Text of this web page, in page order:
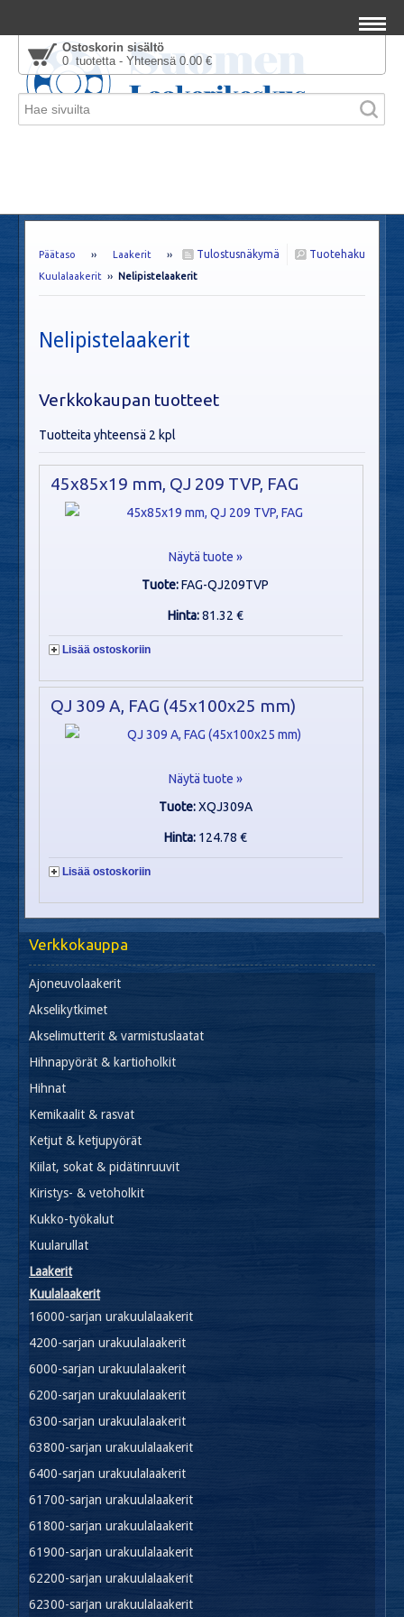
Ostoskorin sisältö
0 tuotetta - Yhteensä 0.00 €
Tuotehaku
Tulostusnäkymä
Päätaso ›› Laakerit ››
Kuulalaakerit ›› Nelipistelaakerit
Nelipistelaakerit
Verkkokaupan tuotteet
Tuotteita yhteensä 2 kpl
45x85x19 mm, QJ 209 TVP, FAG
Näytä tuote »
Tuote:FAG-QJ209TVP
Hinta:81.32 €
Lisää ostoskoriin
QJ 309 A, FAG (45x100x25 mm)
Näytä tuote »
Tuote:XQJ309A
Hinta: 124.78 €
Lisää ostoskoriin
Verkkokauppa
Ajoneuvolaakerit
Akselikytkimet
Akselimutterit & varmistuslaatat
Hihnapyörät & kartioholkit
Hihnat
Kemikaalit & rasvat
Ketjut & ketjupyörät
Kiilat, sokat & pidätinruuvit
Kiristys- & vetoholkit
Kukko-työkalut
Kuularullat
Laakerit
Kuulalaakerit
16000-sarjan urakuulalaakerit
4200-sarjan urakuulalaakerit
6000-sarjan urakuulalaakerit
6200-sarjan urakuulalaakerit
6300-sarjan urakuulalaakerit
63800-sarjan urakuulalaakerit
6400-sarjan urakuulalaakerit
61700-sarjan urakuulalaakerit
61800-sarjan urakuulalaakerit
61900-sarjan urakuulalaakerit
62200-sarjan urakuulalaakerit
62300-sarjan urakuulalaakerit